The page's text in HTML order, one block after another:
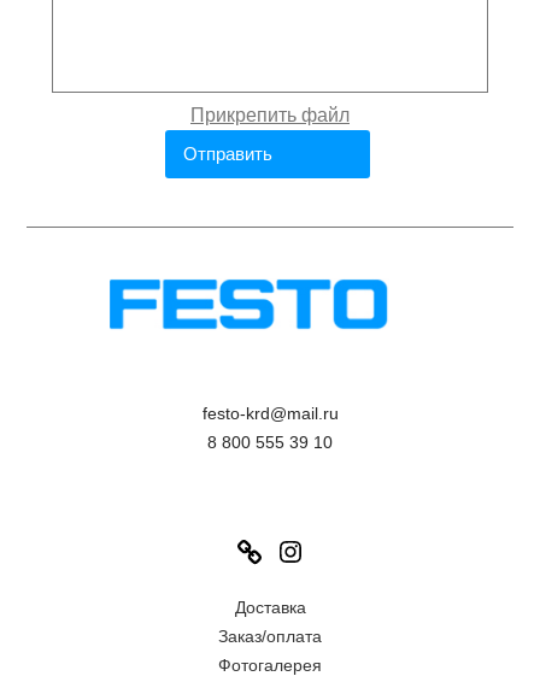
festo-krd@mail.ru
8 800 555 39 10
Link
Доставка
Заказ/оплата
Фотогалерея